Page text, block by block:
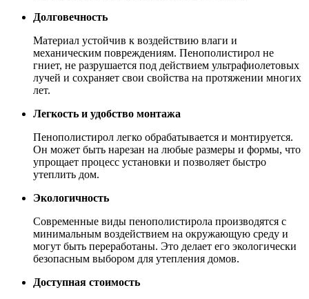
Долговечность
Материал устойчив к воздействию влаги и
механическим повреждениям. Пенополистирол не
гниет, не разрушается под действием ультрафиолетовых
лучей и сохраняет свои свойства на протяжении многих
лет.
Легкость и удобство монтажа
Пенополистирол легко обрабатывается и монтируется.
Он может быть нарезан на любые размеры и формы, что
упрощает процесс установки и позволяет быстро
утеплить дом.
Экологичность
Современные виды пенополистирола производятся с
минимальным воздействием на окружающую среду и
могут быть переработаны. Это делает его экологически
безопасным выбором для утепления домов.
Доступная стоимость